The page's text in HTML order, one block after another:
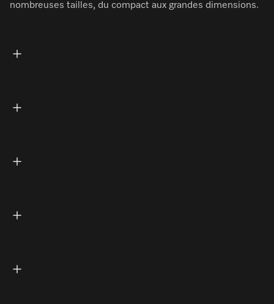
nombreuses tailles, du compact aux grandes dimensions.